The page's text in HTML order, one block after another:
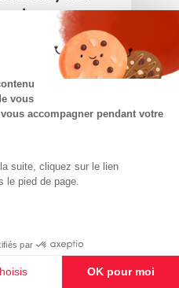
:
choix
?
vous
accompagner pendant votre
suite, cliquez sur le lien
le pied de page.
par
OK pour moi